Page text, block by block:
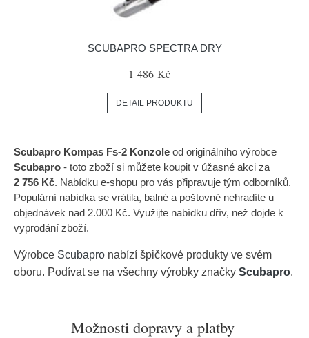
SCUBAPRO SPECTRA DRY
1 486 Kč
DETAIL PRODUKTU
Scubapro Kompas Fs-2 Konzole od originálního výrobce
Scubapro - toto zboží si můžete koupit v úžasné akci za
2 756 Kč. Nabídku e-shopu pro vás připravuje tým odborníků.
Populární nabídka se vrátila, balné a poštovné nehradíte u
objednávek nad 2.000 Kč. Využijte nabídku dřív, než dojde k
vyprodání zboží.
Výrobce Scubapro nabízí špičkové produkty ve svém
oboru. Podívat se na všechny výrobky značky Scubapro.
Možnosti dopravy a platby